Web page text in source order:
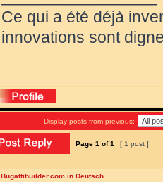
Ce qui a été déjà
innovations sont
Display posts from previous:
Page 1 of1 [ 1 post ]
Bugattibuilder.com in Deutsch